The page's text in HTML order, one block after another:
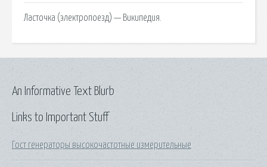
Ласточка (электропоезд) — Википедия.
Links to Important Stuff
Гост генераторы высокочастотные измерительные
An Informative Text Blurb